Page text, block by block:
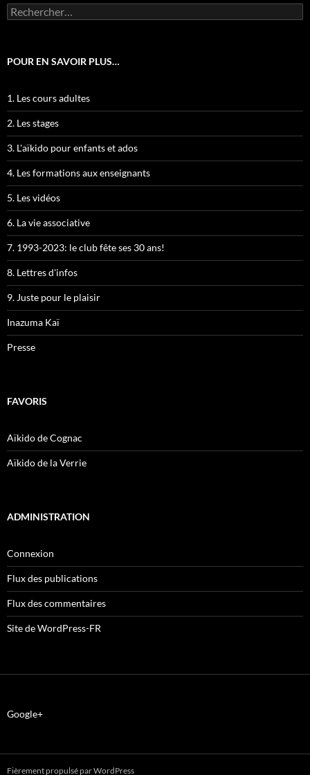
Rechercher :
POUR EN SAVOIR PLUS…
1. Les cours adultes
2. Les stages
3. L'aïkido pour enfants et ados
4. Les formations aux enseignants
5. Les vidéos
6. La vie associative
7. 1993-2023: le club fête ses 30 ans!
8. Lettres d'infos
9. Juste pour le plaisir
Inazuma Kaï
Presse
FAVORIS
Aïkido de Cognac
Aïkido de la Verrie
ADMINISTRATION
Connexion
Flux des publications
Flux des commentaires
Site de WordPress-FR
Google+
Fièrement propulsé par WordPress